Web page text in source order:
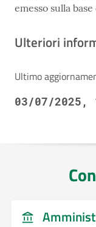
emesso sulla
Ulteriori
Ultimo
03/07/2025,